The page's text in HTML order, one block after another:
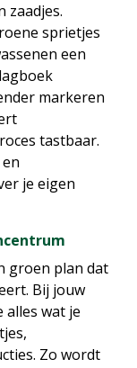
zaadjes.
sprietjes
een
markeren
tastbaar.
je eigen
groen plan dat
Bij jouw
wat je
Zo wordt